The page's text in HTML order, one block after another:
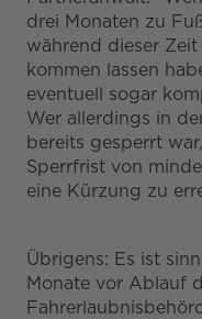
drei Monaten zu
während dieser
kommen lassen
eventuell sogar
Wer allerdings in
bereits gesperrt
Sperrfrist von
eine Kürzung zu
Übrigens: Es ist
Monate vor Ablauf